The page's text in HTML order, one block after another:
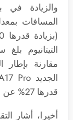
والزيادة
مقارنة بإطار
قدرها 27% عن شريحة A16.
أخيرا، أشار